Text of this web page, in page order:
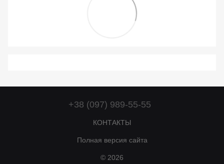
+38 (097) 989-55-55
КОНТАКТЫ
Полная версия сайта
© 2026